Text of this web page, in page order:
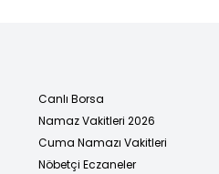
Canlı Borsa
Namaz Vakitleri 2026
Cuma Namazı Vakitleri
Nöbetçi Eczaneler